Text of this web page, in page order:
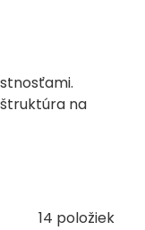
na
14 položiek